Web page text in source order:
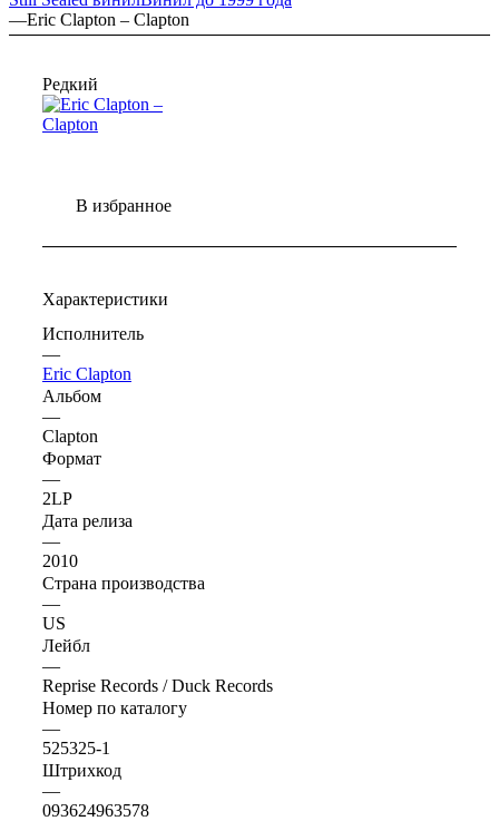
—Eric Clapton – Clapton
Редкий
В избранное
Характеристики
Исполнитель
—
Eric Clapton
Альбом
—
Clapton
Формат
—
2LP
Дата релиза
—
2010
Страна производства
—
US
Лейбл
—
Reprise Records / Duck Records
Номер по каталогу
—
525325-1
Штрихкод
—
093624963578